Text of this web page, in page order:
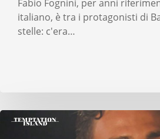
Fabio Fognini, per anni
italiano, è tra i protagonisti di
stelle: c'era…